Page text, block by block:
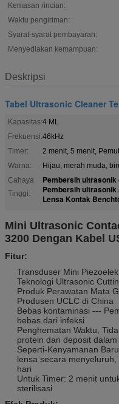
Kemasan rincian:
Waktu pengiriman:
Syarat-syarat pembayaran:
Menyediakan kemampuan:
Deskripsi
Tabel Ultrasonic Cleaner
Kapasitas:4 ML
Frekuensi:46kHz
Timer:
2 menit, 5 menit,
Warna:
Hijau, merah muda,
Cahaya
Tinggi:
Pembersih ultrasonik
Pembersih ultrasonik
Lensa Kontak
Mini Ultrasonic
3200 Dengan Kabel
Fitur:
Transduser Mini
Teknologi Ultrasonic
Produk Perawatan Mata
Produsen UCLC di China
Bebas kontaminasi ---
bebas dari infeksi
Penghematan Waktu,
protein dan deposit
Seperti-Kenyamanan
lensa secara
hari
Untuk Timer: 2 menit
sterilisasi